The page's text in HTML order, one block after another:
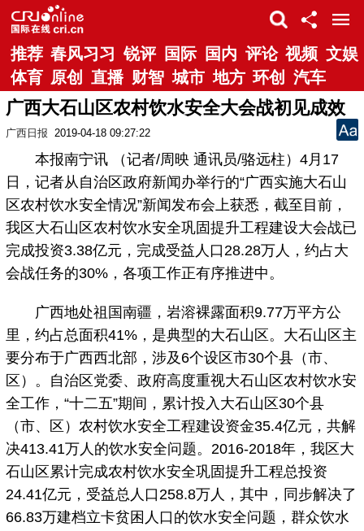
推荐 春风习习 锐评 国际 国内 评论 视频 文娱
体育 原创 直播 财智 城市 地方 环创 汽车
广西大石山区农村饮水安全大会战初见成效
广西日报 2019-04-18 09:27:22
本报南宁讯 （记者/周映 通讯员/骆远柱）4月17
日，记者从自治区政府新闻办举行的“广西实施大石山
区农村饮水安全情况”新闻发布会上获悉，截至目前，
我区大石山区农村饮水安全巩固提升工程建设大会战已
完成投资3.38亿元，完成受益人口28.28万人，约占大
会战任务的30%，各项工作正有序推进中。
广西地处祖国南疆，岩溶裸露面积9.77万平方公
里，约占总面积41%，是典型的大石山区。大石山区主
要分布于广西西北部，涉及6个设区市30个县（市、
区）。自治区党委、政府高度重视大石山区农村饮水安
全工作，“十二五”期间，累计投入大石山区30个县
（市、区）农村饮水安全工程建设资金35.4亿元，共解
决413.41万人的饮水安全问题。2016-2018年，我区大
石山区累计完成农村饮水安全巩固提升工程总投资
24.41亿元，受益总人口258.8万人，其中，同步解决了
66.83万建档立卡贫困人口的饮水安全问题，群众饮水